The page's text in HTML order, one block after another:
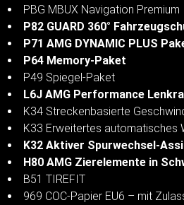
PBG MBUX Navigation Premium
P82 GUARD 360°
P71 AMG DYNAMIC PLUS
P64 Memory-Paket
P49 Spiegel-Paket
L6J AMG Performance
K34 Streckenbasierte
K33 Erweitertes automatisches
K32 Aktiver Spurwechsel-
H80 AMG Zierelemente in
B51 TIREFIT
969 COC-Papier EU6 – mit